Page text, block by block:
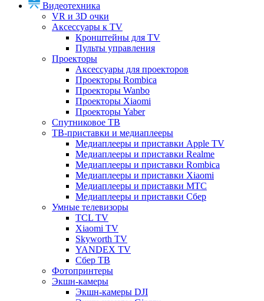
Видеотехника
VR и 3D очки
Аксессуары к TV
Кронштейны для TV
Пульты управления
Проекторы
Аксессуары для проекторов
Проекторы Rombica
Проекторы Wanbo
Проекторы Xiaomi
Проекторы Yaber
Спутниковое ТВ
ТВ-приставки и медиаплееры
Медиаплееры и приставки Apple TV
Медиаплееры и приставки Realme
Медиаплееры и приставки Rombica
Медиаплееры и приставки Xiaomi
Медиаплееры и приставки МТС
Медиаплееры и приставки Сбер
Умные телевизоры
TCL TV
Xiaomi TV
Skyworth TV
YANDEX TV
Сбер ТВ
Фотопринтеры
Экшн-камеры
Экшн-камеры DJI